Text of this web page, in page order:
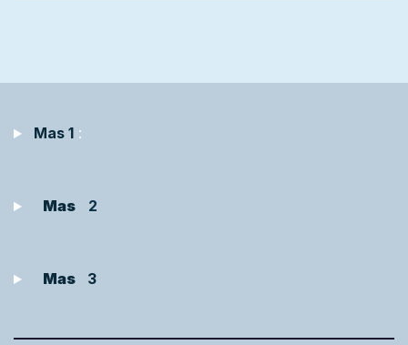
Mas 1 :
Mas 2
Mas 3